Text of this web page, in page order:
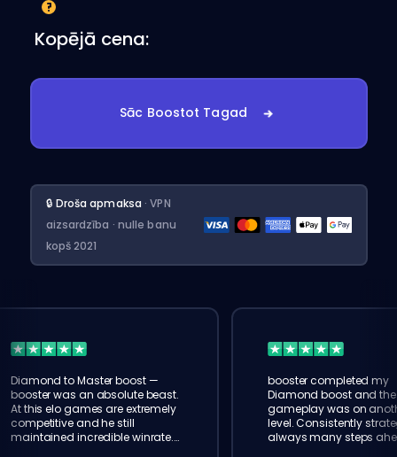
Kopējā cena:
Sāc Boostot Tagad
🔒 Droša apmaksa · VPN
aizsardzība · nulle banu
kopš 2021
Diamond to Master boost —
booster was an absolute beast.
At this elo games are extremely
competitive and he still
maintained incredible winrate.
booster completed my
Diamond boost and the
gameplay was on
level. Consistently
always many steps